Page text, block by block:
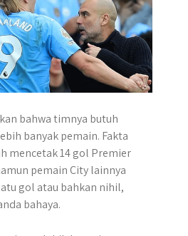
bahwa timnya butuh
banyak pemain. Fakta
mencetak 14 gol Premier
pemain City lainnya
gol atau bahkan nihil,
bahaya.